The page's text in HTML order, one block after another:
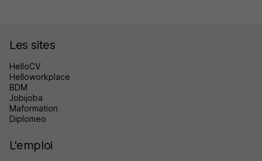
Les sites
HelloCV
Helloworkplace
BDM
Jobijoba
Maformation
Diplomeo
L'emploi